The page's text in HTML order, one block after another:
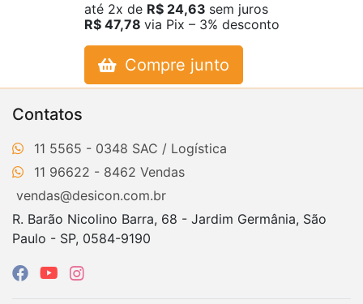
até 2x de R$ 24,63 sem juros
R$ 47,78 via Pix – 3% desconto
Compre junto
Contatos
11 5565 - 0348
11 96622 - 8462
vendas@desicon.com.br
R. Barão Nicolino Barra, 68 - Jardim Germânia, São
Paulo - SP, 0584-9190